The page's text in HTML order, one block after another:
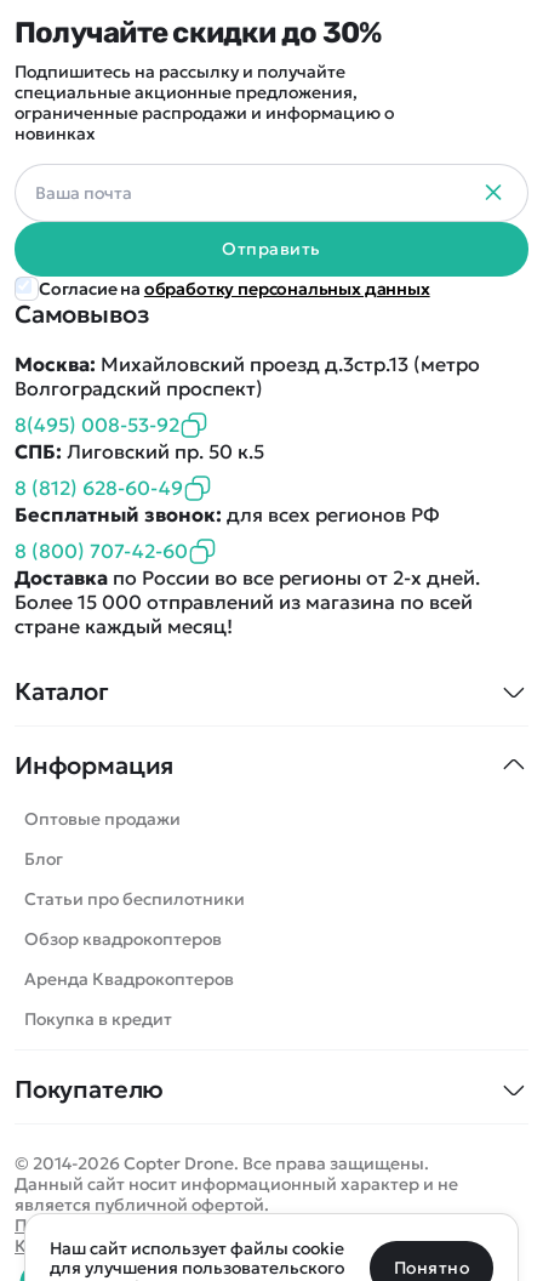
Каталог
Машинки
Танки
Вертолеты
Катера
Роботы
Самолеты
Сборные модели
Спецтехника
Игрушки
Запчасти для моделей
Бренды
Информация
Оптовые продажи
Блог
Статьи про беспилотники
Обзор квадрокоптеров
Аренда Квадрокоптеров
Покупка в кредит
Покупателю
Оплата и доставка
Помощь
Отследить заказ
Самовывоз
Москва: Михайловский проезд д.3стр.13 (метро
Волгоградский проспект)
8(495) 008-53-92
СПБ: Лиговский пр. 50 к.5
8 (812) 628-60-49
Бесплатный звонок: для всех регионов РФ
8 (800) 707-42-60
Доставка по России во все регионы от 2-х дней.
Более 15 000 отправлений из магазина по всей
стране каждый месяц!
Получайте скидки до 30%
Подпишитесь на рассылку и получайте
специальные акционные предложения,
ограниченные распродажи и информацию о
новинках
Отправить
Согласие на обработку персональных данных
© 2014-2026 Copter Drone. Все права защищены.
Данный сайт носит информационный характер и не
является публичной офертой.
Политика конфиденциальности
Карта сайта
Определить местоположение
Санкт-Петербург Москва Майкоп Уфа
Наш сайт использует файлы cookie
для улучшения пользовательского
Понятно